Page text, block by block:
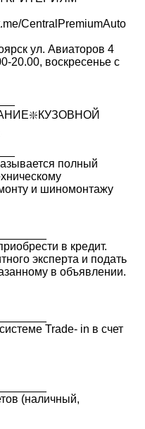
CentralPremiumAuto
ул. Авиаторов 4
20.00, воскресенье с
полный
и шиномонтажу
в кредит.
эксперта и подать
в объявлении.
Trade- in в счет
(наличный,